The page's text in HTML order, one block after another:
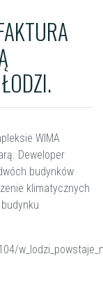
WIMA
Deweloper
budynków
klimatycznych